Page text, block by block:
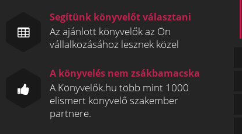
Segítünk könyvelőt választani
Az ajánlott könyvelők az Ön
vállalkozásához lesznek közel
A könyvelés nem zsákbamacska
A Könyvelők.hu több mint 1000
elismert könyvelő szakember
partnere.